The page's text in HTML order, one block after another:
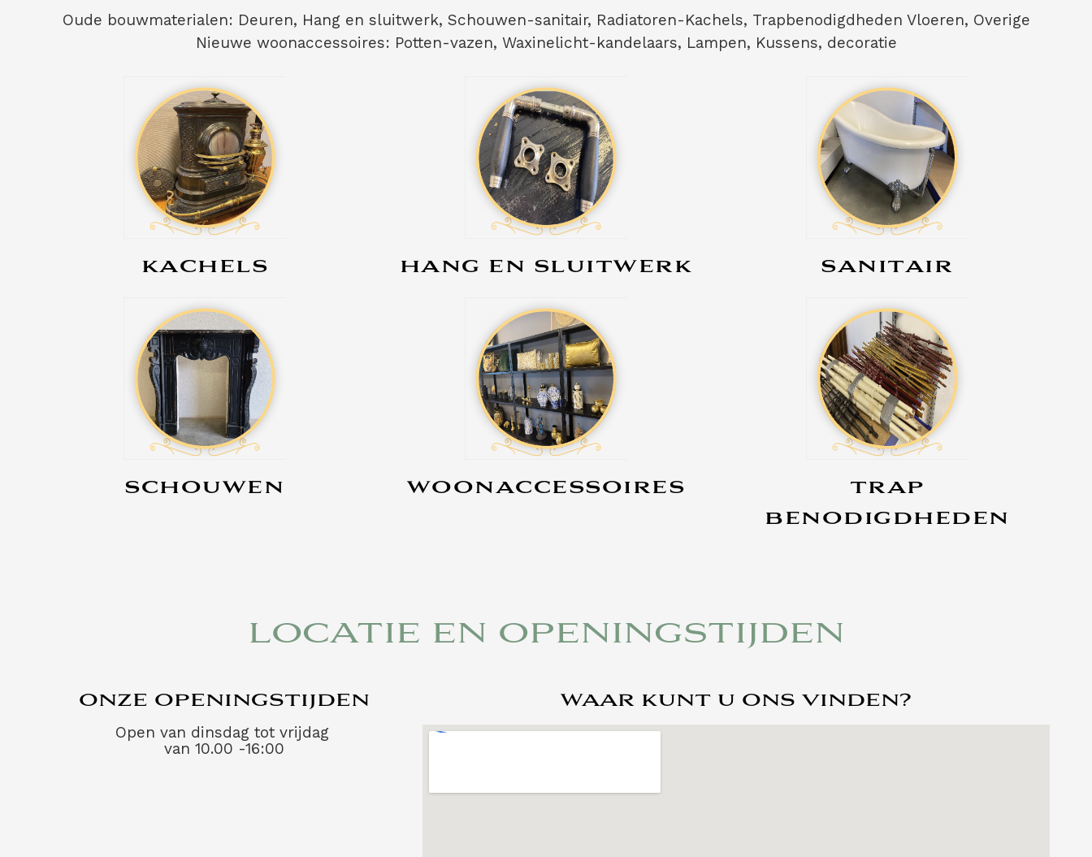
Oude bouwmaterialen: Deuren, Hang en sluitwerk, Schouwen-sanitair, Radiatoren-Kachels, Trapbenodigdheden Vloeren, Overige
Nieuwe woonaccessoires: Potten-vazen, Waxinelicht-kandelaars, Lampen, Kussens, decoratie
KACHELS HANG EN SLUITWERK SANITAIR
SCHOUWEN WOONACCESSOIRES
TRAP
BENODIGDHEDEN
LOCATIE EN OPENINGSTIJDEN
ONZE OPENINGSTIJDEN
Open van dinsdag tot vrijdag
van 10.00 -16:00
WAAR KUNT U ONS VINDEN?